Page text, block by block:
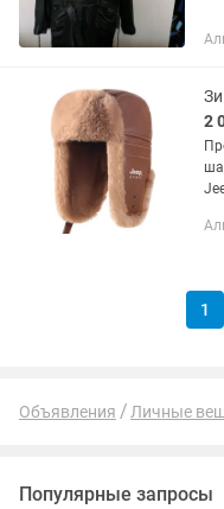
2
1
Объявления Личные
Популярные запросы